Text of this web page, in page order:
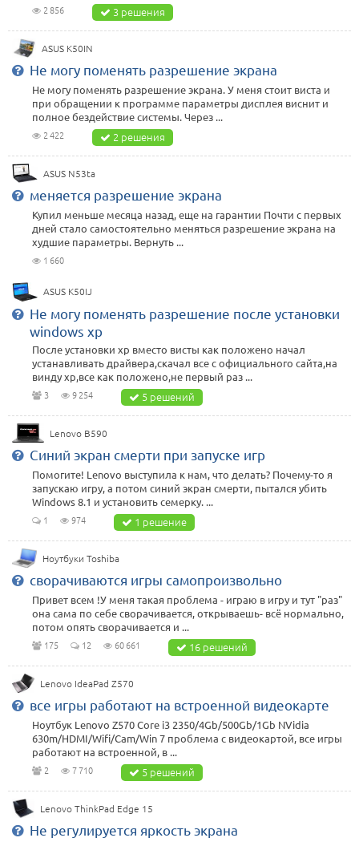
2 856 3 решения
ASUS K50IN
Не могу поменять разрешение экрана
Не могу поменять разрешение экрана. У меня стоит виста и
при обращении к программе параметры дисплея виснит и
полное бездействие системы. Через ...
2 422 2 решения
ASUS N53ta
меняется разрешение экрана
Купил меньше месяца назад, еще на гарантии Почти с первых
дней стало самостоятельно меняться разрешение экрана на
худшие параметры. Вернуть ...
1 660
ASUS K50IJ
Не могу поменять разрешение после установки
windows xp
После установки хр вместо висты как положено начал
устанавливать драйвера,скачал все с официального сайта,на
винду хр,все как положено,не первый раз ...
3 9 254 5 решений
Lenovo B590
Синий экран смерти при запуске игр
Помогите! Lenovo выступила к нам, что делать? Почему-то я
запускаю игру, а потом синий экран смерти, пытался убить
Windows 8.1 и установить семерку. ...
1 974 1 решение
Ноутбуки Toshiba
сворачиваются игры самопроизвольно
Привет всем !У меня такая проблема - играю в игру и тут "раз"
она сама по себе сворачивается, открываешь- всё нормально,
потом опять сворачивается и ...
175 12 60 661 16 решений
Lenovo IdeaPad Z570
все игры работают на встроенной видеокарте
Ноутбук Lenovo Z570 Core i3 2350/4Gb/500Gb/1Gb NVidia
630m/HDMI/Wifi/Cam/Win 7 проблема с видеокартой, все игры
работают на встроенной, в ...
2 7 710 5 решений
Lenovo ThinkPad Edge 15
Не регулируется яркость экрана